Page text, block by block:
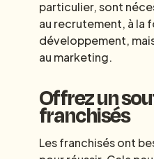
particulier, sont
au recrutement, à la
développement,
au marketing.
Offrez un
franchisés
Les franchisés ont